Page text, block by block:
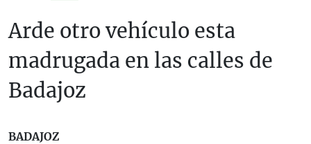
Arde otro vehículo esta
madrugada en las calles de
Badajoz
BADAJOZ